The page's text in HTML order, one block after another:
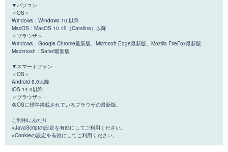
▼パソコン
＜OS＞
Windows：Windows 10 以降
MacOS：MacOS 10.15（Catalina）以降
＜ブラウザ＞
Windows：Google Chrome最新版、Microsoft Edge最新版、Mozilla FireFox最新版
Macintosh：Safari最新版
▼スマートフォン
＜OS＞
Android 8.0以降
iOS 14.0以降
＜ブラウザ＞
各OSに標準搭載されているブラウザの最新版。
ご利用にあたり
※JavaScriptの設定を有効にしてご利用ください。
※Cookieの設定を有効にしてご利用ください。